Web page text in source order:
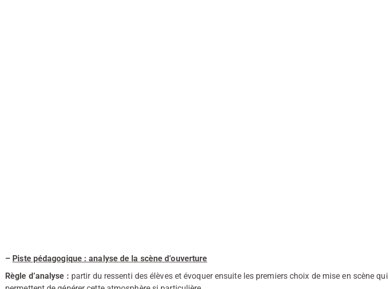
– Piste pédagogique : analyse de la scène d’ouverture
Règle d’analyse : partir du ressenti des élèves et évoquer ensuite les premiers choix de mise en scène qui